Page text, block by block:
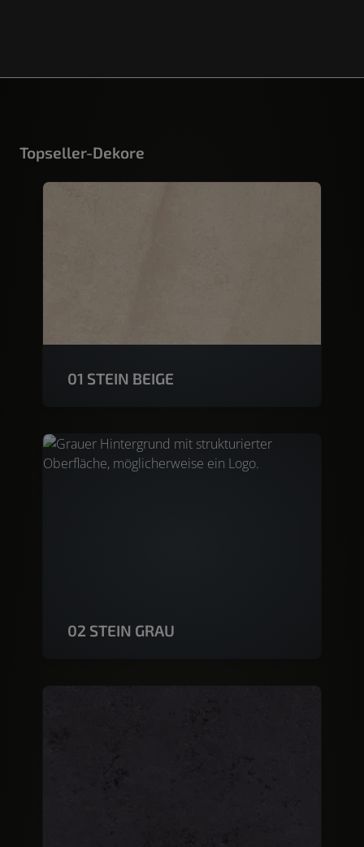
Topseller-Dekore
01 STEIN BEIGE
02 STEIN GRAU